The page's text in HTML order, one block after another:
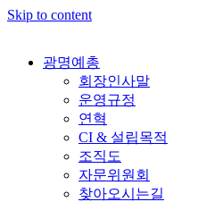
Skip to content
광명예총
회장인사말
운영규정
연혁
CI & 설립목적
조직도
자문위원회
찾아오시는길